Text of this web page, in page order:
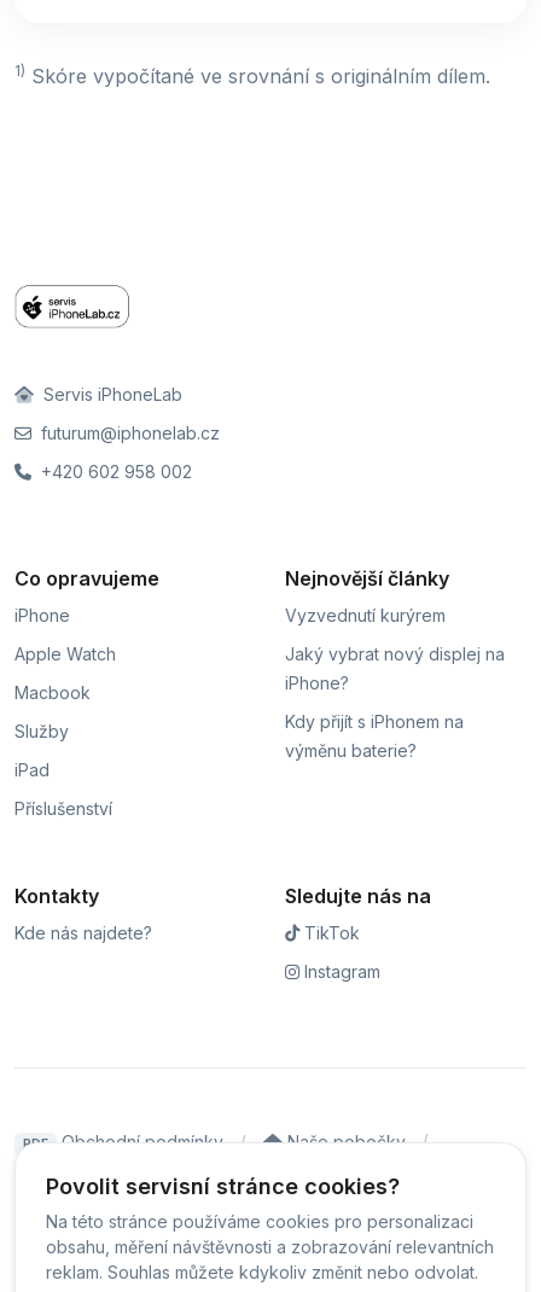
1) Skóre vypočítané ve srovnání s originálním dílem.
Povolit servisní stránce cookies?
Na této stránce používáme cookies pro personalizaci
obsahu, měření návštěvnosti a zobrazování relevantních
reklam. Souhlas můžete kdykoliv změnit nebo odvolat.
Servis iPhoneLab
futurum@iphonelab.cz
+420 602 958 002
Co opravujeme
iPhone
Apple Watch
Macbook
Služby
iPad
Příslušenství
Nejnovější články
Vyzvednutí kurýrem
Jaký vybrat nový displej na
iPhone?
Kdy přijít s iPhonem na
výměnu baterie?
Kontakty
Kde nás najdete?
Sledujte nás na
TikTok
Instagram
PDF Obchodní podmínky
Naše pobočky
Čeština